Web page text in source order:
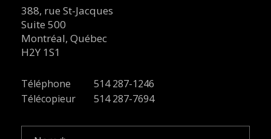
388, rue St-Jacques
Suite 500
Montréal, Québec
H2Y 1S1
Téléphone
514 287-1246
Télécopieur
514 287-7694
Nom(Nécessaire)